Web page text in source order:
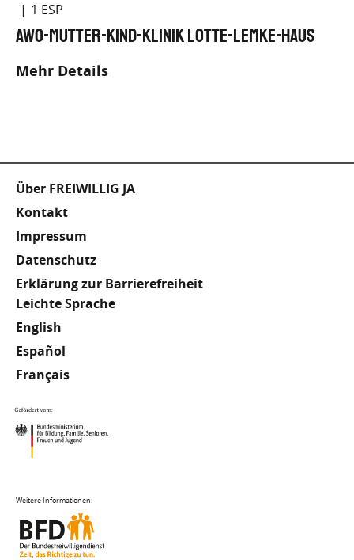
1
AWO-Mutter-Kind-Klinik Lotte-Lemke-Haus
Mehr Details
Fußzeile
Über FREIWILLIG JA
Kontakt
Impressum
Datenschutz
Erklärung zur Barrierefreiheit
Meta
Footer
Leichte Sprache
English
Español
Français